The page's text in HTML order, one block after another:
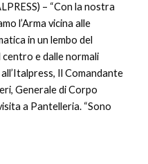
– “Con la nostra
l’Arma vicina alle
in un lembo del
e dalle normali
Il Comandante
Generale di Corpo
a Pantelleria. “Sono